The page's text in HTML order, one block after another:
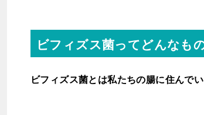
ビフィズス菌ってどんなも
ビフィズス菌とは私たちの腸に住んで